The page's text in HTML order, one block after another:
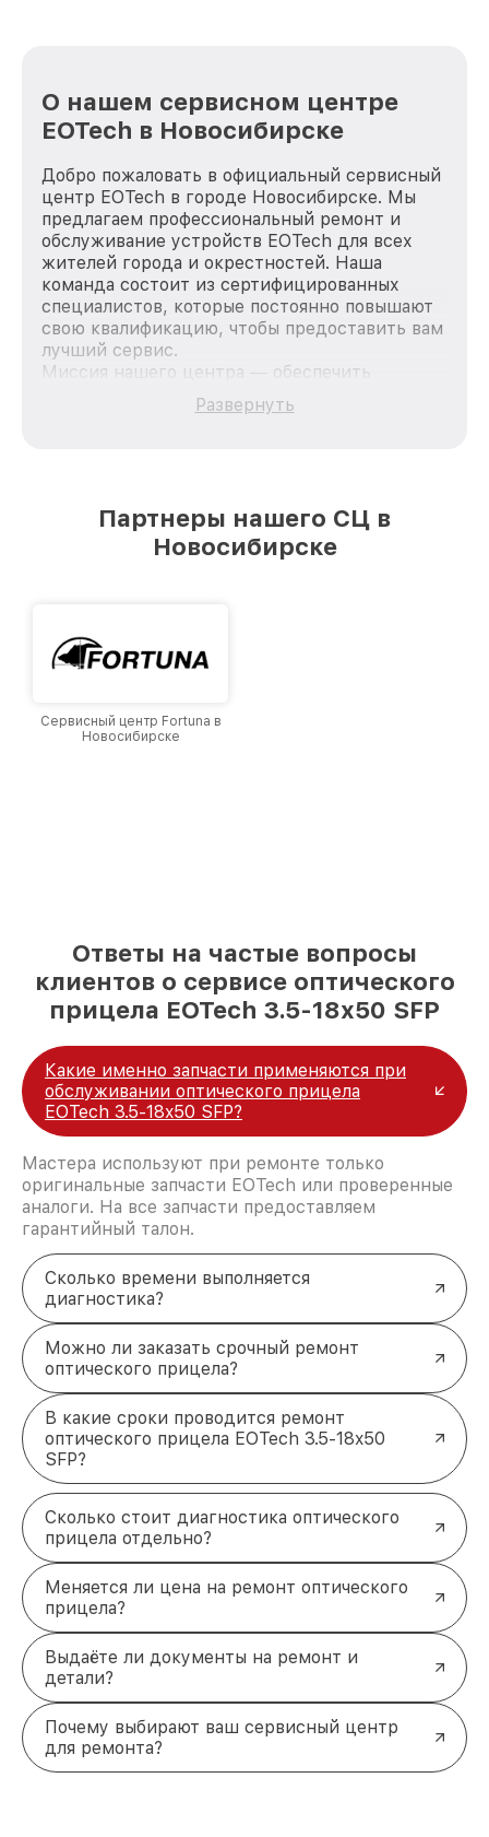
О нашем сервисном центре
EOTech в Новосибирске
Добро пожаловать в официальный сервисный
центр EOTech в городе Новосибирске. Мы
предлагаем профессиональный ремонт и
обслуживание устройств EOTech для всех
жителей города и окрестностей. Наша
команда состоит из сертифицированных
специалистов, которые постоянно повышают
свою квалификацию, чтобы предоставить вам
лучший сервис.
Миссия нашего центра — обеспечить
качественный и доступный ремонт для
каждого пользователя продукции EOTech, вне
лучшим сервисным центром EOTech в городе
Новосибирске, постоянно повышая уровень
Развернуть
Партнеры нашего СЦ в
Новосибирске
Сервисный центр Fortuna в
Новосибирске
Ответы на частые вопросы
клиентов о сервисе оптического
прицела EOTech 3.5-18x50 SFP
Какие именно запчасти применяются при
обслуживании оптического прицела
EOTech 3.5-18x50 SFP?
Мастера используют при ремонте только
оригинальные запчасти EOTech или проверенные
аналоги. На все запчасти предоставляем
гарантийный талон.
Сколько времени выполняется
диагностика?
Можно ли заказать срочный ремонт
оптического прицела?
В какие сроки проводится ремонт
оптического прицела EOTech 3.5-18x50
SFP?
Сколько стоит диагностика оптического
прицела отдельно?
Меняется ли цена на ремонт оптического
прицела?
Выдаёте ли документы на ремонт и
детали?
Почему выбирают ваш сервисный центр
для ремонта?